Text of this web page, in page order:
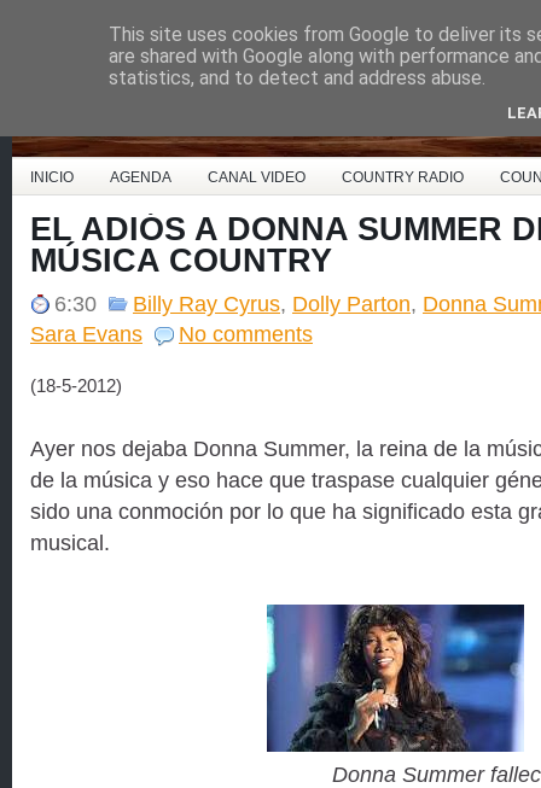
Country Music España
INICIO AGENDA CANAL VIDEO COUNTRY RADIO
EL ADIÓS A DONNA SUMMER
MÚSICA COUNTRY
6:30 Billy Ray Cyrus, Dolly Parton, Donna
Sara Evans
No comments
(18-5-2012)
Ayer nos dejaba Donna Summer, la reina de la
de la música y eso hace que traspase cualquier
sido una conmoción por lo que ha significado esta
musical.
Donna Summer
This site uses cookies from Google to deliver its
are shared with Google along with performance
statistics, and to detect and address abuse.